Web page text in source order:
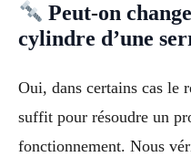
Peut-on
cylindre d’une
Oui, dans certains cas le
suffit pour résoudre un
fonctionnement. Nous